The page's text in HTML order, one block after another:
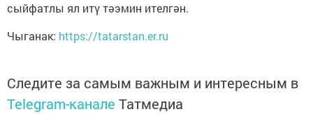
сыйфатлы ял итү тәэмин ителгән.
Чыганак: https://tatarstan.er.ru
Следите за самым важным и интересным в
Telegram-канале Татмедиа